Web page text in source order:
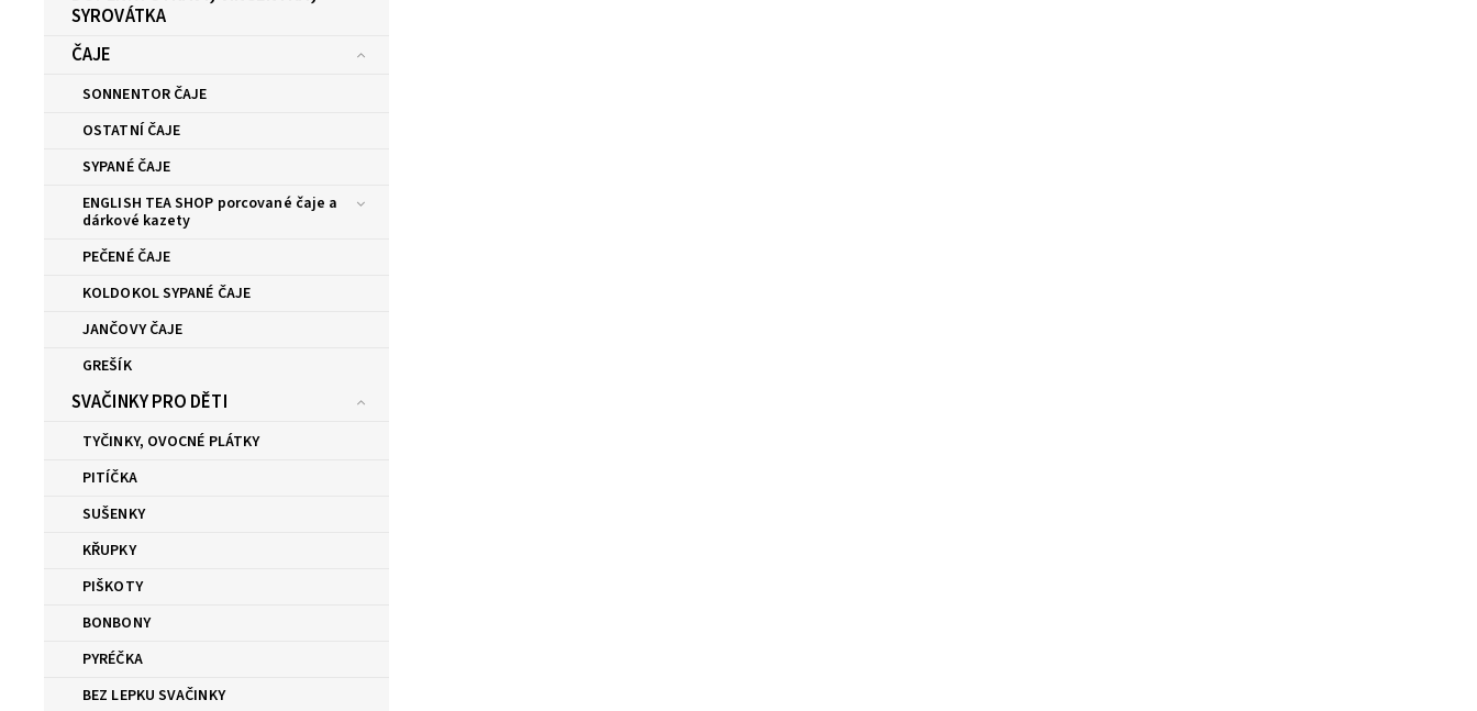
SYROVÁTKA
ČAJE
SONNENTOR ČAJE
OSTATNÍ ČAJE
SYPANÉ ČAJE
ENGLISH TEA SHOP porcované čaje a
dárkové kazety
PEČENÉ ČAJE
KOLDOKOL SYPANÉ ČAJE
JANČOVY ČAJE
GREŠÍK
SVAČINKY PRO DĚTI
TYČINKY, OVOCNÉ PLÁTKY
PITÍČKA
SUŠENKY
KŘUPKY
PIŠKOTY
BONBONY
PYRÉČKA
BEZ LEPKU SVAČINKY